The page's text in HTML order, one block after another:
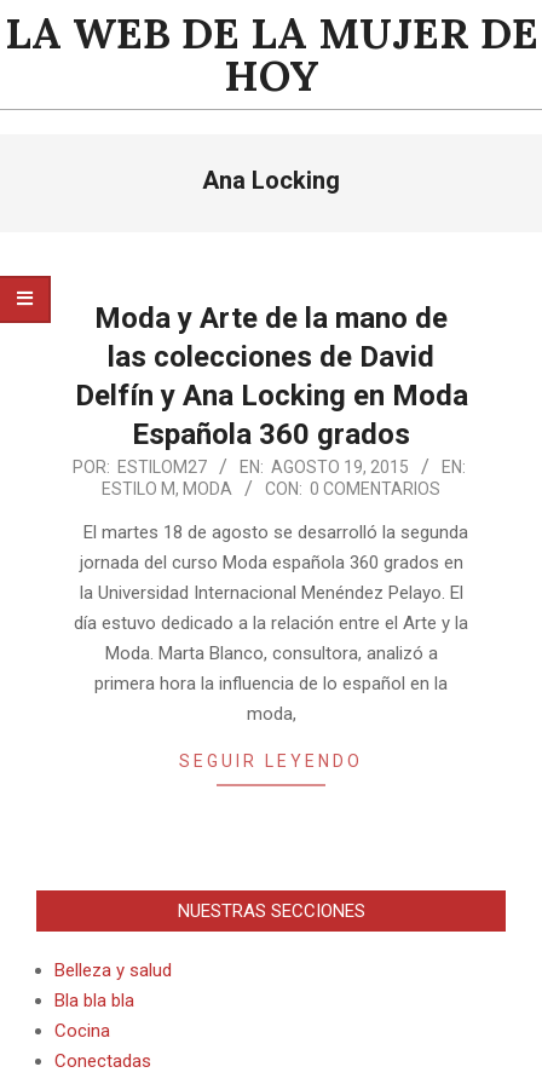
Saltar
alLA WEB DE LA MUJER DE
HOY
Ana Locking
Moda y Arte de la mano de
las colecciones de David
Delfín y Ana Locking en Moda
Española 360 grados
2015-
19
POR: ESTILOM27 EN: AGOSTO 19, 2015
EN:
ESTILO M, MODA CON: 0 COMENTARIOS
El martes 18 de agosto se desarrolló la segunda
jornada del curso Moda española 360 grados en
la Universidad Internacional Menéndez Pelayo. El
día estuvo dedicado a la relación entre el Arte y la
Moda. Marta Blanco, consultora, analizó a
primera hora la influencia de lo español en la
moda,
SEGUIR LEYENDO
NUESTRAS SECCIONES
Belleza y salud
Bla bla bla
Cocina
Conectadas